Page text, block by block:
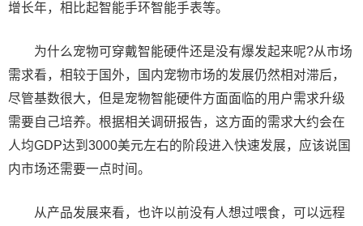
增长年，相比起智能手环智能手表等。
为什么宠物可穿戴智能硬件还是没有爆发起来呢?从市场
需求看，相较于国外，国内宠物市场的发展仍然相对滞后，
尽管基数很大，但是宠物智能硬件方面面临的用户需求升级
需要自己培养。根据相关调研报告，这方面的需求大约会在
人均GDP达到3000美元左右的阶段进入快速发展，应该说国
内市场还需要一点时间。
从产品发展来看，也许以前没有人想过喂食，可以远程